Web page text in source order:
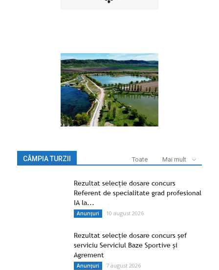
CÂMPIA TURZII Toate Mai mult
Rezultat selecție dosare concurs
Referent de specialitate grad profesional
IA la...
Anunțuri 10 august 2026
Rezultat selecție dosare concurs șef
serviciu Serviciul Baze Sportive și
Agrement
Anunțuri 7 august 2026